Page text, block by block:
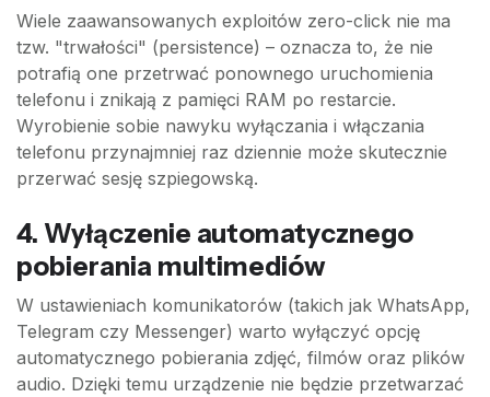
Wiele zaawansowanych exploitów zero-click nie ma
tzw. "trwałości" (persistence) – oznacza to, że nie
potrafią one przetrwać ponownego uruchomienia
telefonu i znikają z pamięci RAM po restarcie.
Wyrobienie sobie nawyku wyłączania i włączania
telefonu przynajmniej raz dziennie może skutecznie
przerwać sesję szpiegowską.
4. Wyłączenie automatycznego
pobierania multimediów
W ustawieniach komunikatorów (takich jak WhatsApp,
Telegram czy Messenger) warto wyłączyć opcję
automatycznego pobierania zdjęć, filmów oraz plików
audio. Dzięki temu urządzenie nie będzie przetwarzać